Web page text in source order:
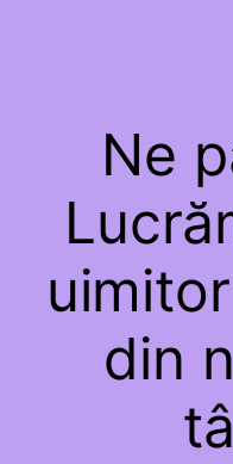
Ne
din